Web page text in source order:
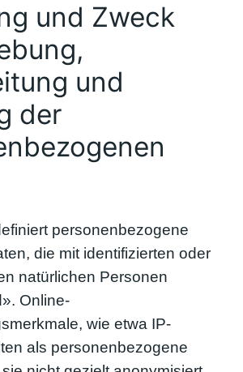
und Zweck
und
der
personenbezogene
die mit identifizierten oder
natürlichen Personen
Online-
wie etwa IP-
als personenbezogene